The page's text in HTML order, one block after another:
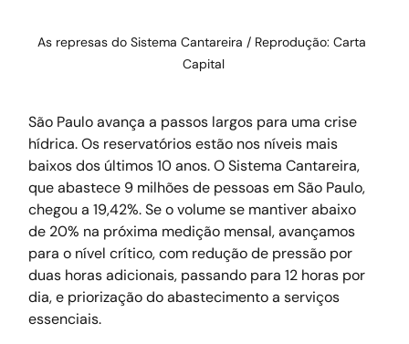
As represas do Sistema Cantareira / Reprodução: Carta
Capital
São Paulo avança a passos largos para uma crise
hídrica. Os reservatórios estão nos níveis mais
baixos dos últimos 10 anos. O Sistema Cantareira,
que abastece 9 milhões de pessoas em São Paulo,
chegou a 19,42%. Se o volume se mantiver abaixo
de 20% na próxima medição mensal, avançamos
para o nível crítico, com redução de pressão por
duas horas adicionais, passando para 12 horas por
dia, e priorização do abastecimento a serviços
essenciais.